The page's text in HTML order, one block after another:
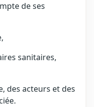
de ses
sanitaires,
acteurs et des